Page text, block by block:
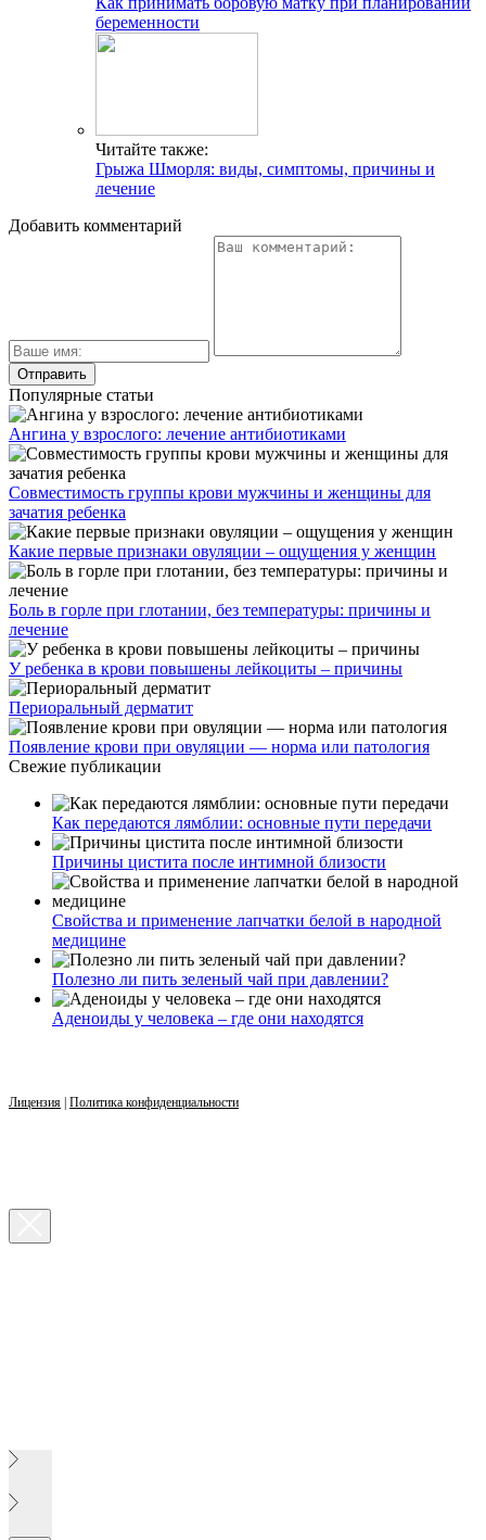
беременности
Читайте также:
Грыжа Шморля: виды, симптомы, причины и
лечение
Добавить комментарий
Популярные статьи
Ангина у взрослого: лечение антибиотиками
Совместимость группы крови мужчины и женщины для
зачатия ребенка
Какие первые признаки овуляции – ощущения у женщин
Боль в горле при глотании, без температуры: причины и
лечение
У ребенка в крови повышены лейкоциты – причины
Периоральный дерматит
Появление крови при овуляции — норма или патология
Свежие публикации
Как передаются лямблии: основные пути передачи
Причины цистита после интимной близости
Свойства и применение лапчатки белой в народной
медицине
Полезно ли пить зеленый чай при давлении?
Аденоиды у человека – где они находятся
Лицензия Политика конфиденциальности